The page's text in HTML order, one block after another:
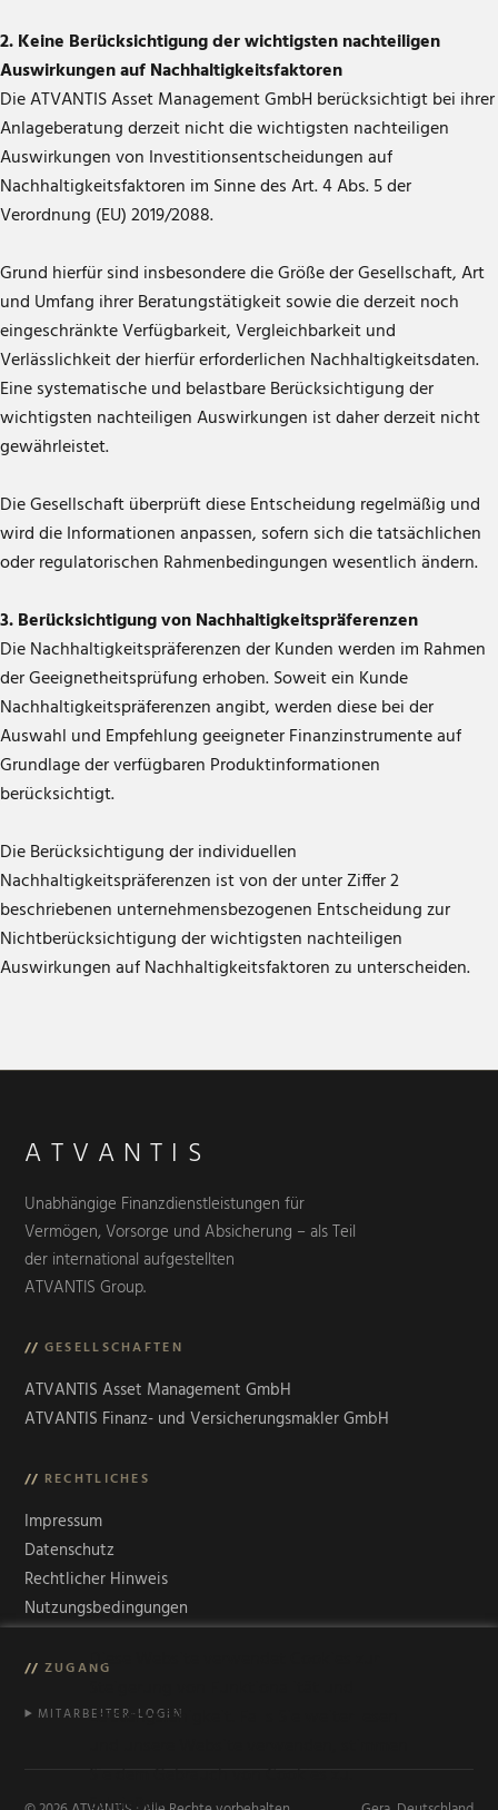
2. Keine Berücksichtigung der wichtigsten nachteiligen
Auswirkungen auf Nachhaltigkeitsfaktoren
Die ATVANTIS Asset Management GmbH berücksichtigt bei ihrer
Anlageberatung derzeit nicht die wichtigsten nachteiligen
Auswirkungen von Investitionsentscheidungen auf
Nachhaltigkeitsfaktoren im Sinne des Art. 4 Abs. 5 der
Verordnung (EU) 2019/2088.
Grund hierfür sind insbesondere die Größe der Gesellschaft, Art
und Umfang ihrer Beratungstätigkeit sowie die derzeit noch
eingeschränkte Verfügbarkeit, Vergleichbarkeit und
Verlässlichkeit der hierfür erforderlichen Nachhaltigkeitsdaten.
Eine systematische und belastbare Berücksichtigung der
wichtigsten nachteiligen Auswirkungen ist daher derzeit nicht
gewährleistet.
Die Gesellschaft überprüft diese Entscheidung regelmäßig und
wird die Informationen anpassen, sofern sich die tatsächlichen
oder regulatorischen Rahmenbedingungen wesentlich ändern.
3. Berücksichtigung von Nachhaltigkeitspräferenzen
Die Nachhaltigkeitspräferenzen der Kunden werden im Rahmen
der Geeignetheitsprüfung erhoben. Soweit ein Kunde
Nachhaltigkeitspräferenzen angibt, werden diese bei der
Auswahl und Empfehlung geeigneter Finanzinstrumente auf
Grundlage der verfügbaren Produktinformationen
berücksichtigt.
Die Berücksichtigung der individuellen
Nachhaltigkeitspräferenzen ist von der unter Ziffer 2
beschriebenen unternehmensbezogenen Entscheidung zur
Nichtberücksichtigung der wichtigsten nachteiligen
Auswirkungen auf Nachhaltigkeitsfaktoren zu unterscheiden.
ATVANTIS
Unabhängige Finanzdienstleistungen für
Vermögen, Vorsorge und Absicherung – als Teil
der international aufgestellten
ATVANTIS Group.
// GESELLSCHAFTEN
ATVANTIS Asset Management GmbH
ATVANTIS Finanz- und Versicherungsmakler GmbH
// RECHTLICHES
Impressum
Datenschutz
Rechtlicher Hinweis
Nutzungsbedingungen
// ZUGANG
MITARBEITER-LOGIN
Diese Website verwendet Cookies zur
Leistungsfähigkeit. Falls Sie weiter lesen